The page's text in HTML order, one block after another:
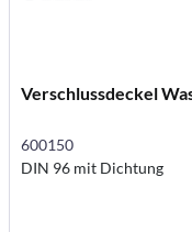
Verschlussdeckel
600150
DIN 96 mit Dichtung